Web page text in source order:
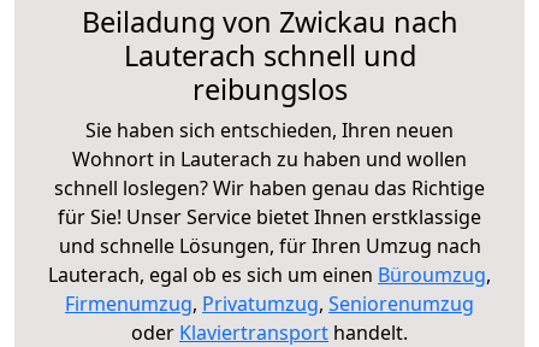
Beiladung von Zwickau nach
Lauterach schnell und
reibungslos
Sie haben sich entschieden, Ihren neuen
Wohnort in Lauterach zu haben und wollen
schnell loslegen? Wir haben genau das Richtige
für Sie! Unser Service bietet Ihnen erstklassige
und schnelle Lösungen, für Ihren Umzug nach
Lauterach, egal ob es sich um einen Büroumzug,
Firmenumzug, Privatumzug, Seniorenumzug
oder Klaviertransport handelt.